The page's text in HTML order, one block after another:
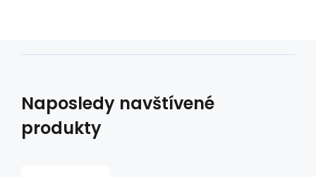
Naposledy navštívené
produkty